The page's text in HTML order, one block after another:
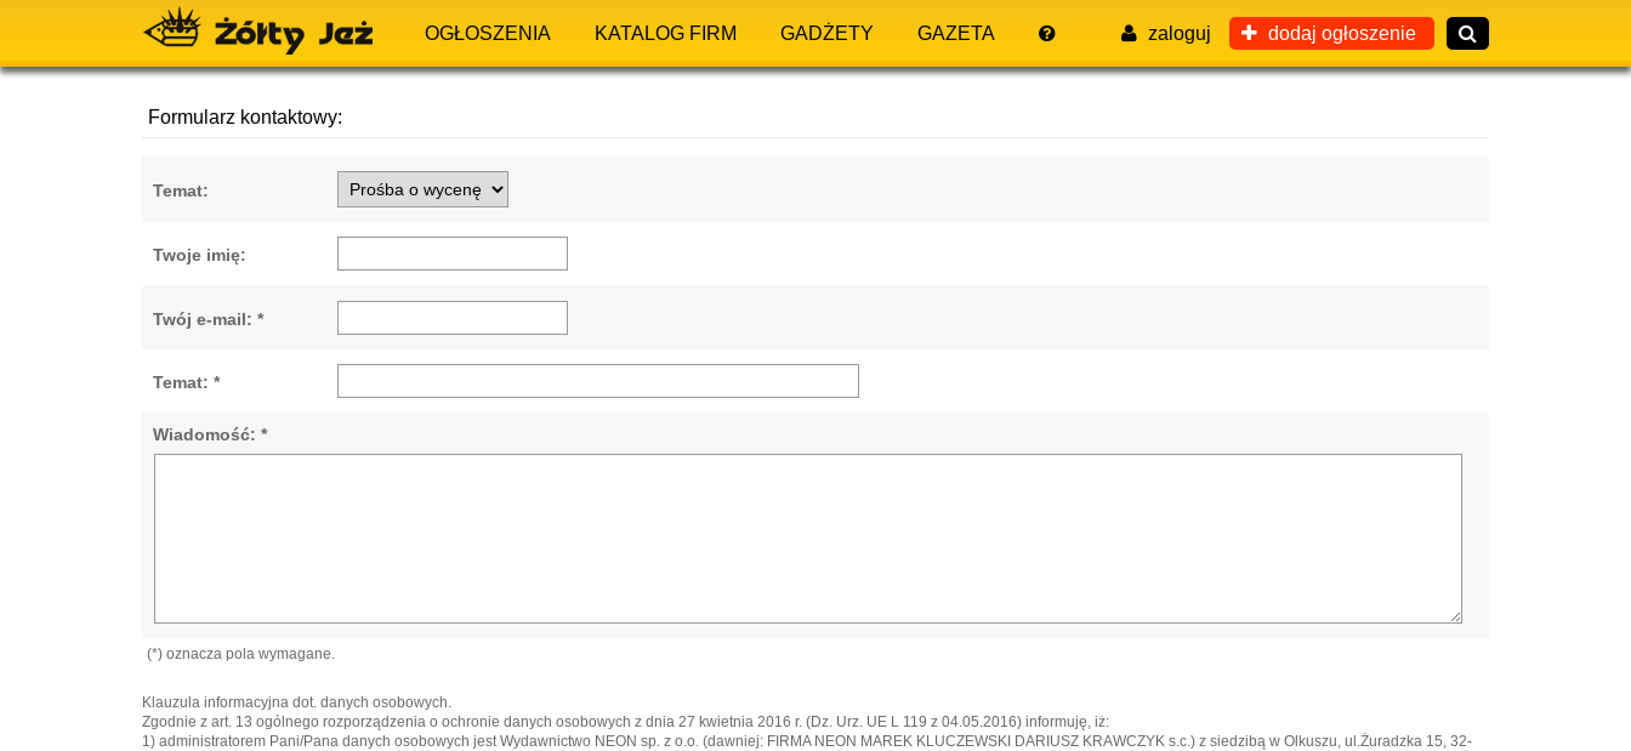
OGŁOSZENIA KATALOG FIRM GADŻETY GAZETA zaloguj dodaj ogłoszenie
Formularz kontaktowy:
Temat:
Twoje imię:
Twój e-mail: *
Temat: *
Wiadomość: *
(*) oznacza pola wymagane.
Klauzula informacyjna dot. danych osobowych.
Zgodnie z art. 13 ogólnego rozporządzenia o ochronie danych osobowych z dnia 27 kwietnia 2016 r. (Dz. Urz. UE L 119 z 04.05.2016) informuję, iż:
1) administratorem Pani/Pana danych osobowych jest Wydawnictwo NEON sp. z o.o. (dawniej: FIRMA NEON MAREK KLUCZEWSKI DARIUSZ KRAWCZYK s.c.) z siedzibą w Olkuszu, ul.Żuradzka 15, 32-